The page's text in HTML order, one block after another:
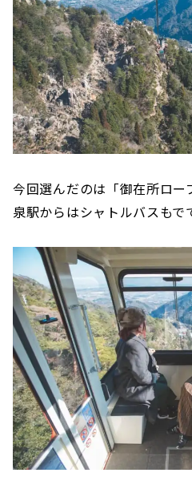
今回選んだのは「御在所ロー
泉駅からはシャトルバスもで